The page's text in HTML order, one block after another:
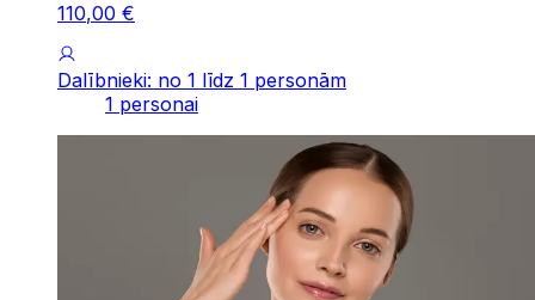
110,00 €
Dalībnieki: no 1 līdz 1 personām
1 personai